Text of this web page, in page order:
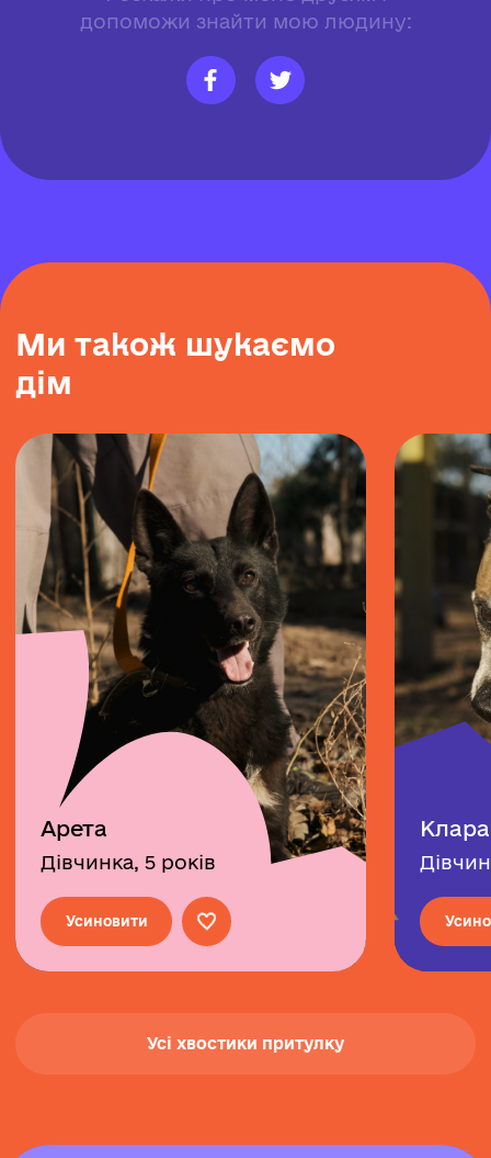
допоможи знайти мою людину:
Ми також шукаємо
дім
Арета
Дівчинка, 5 років
Усиновити
Клара
Усі хвостики притулку